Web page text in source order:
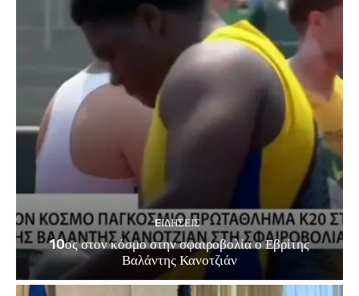
EΙΔΗΣΕΙΣ
10ος στον κόσμο στην σφαιροβολία ο Εβρίτης
Βαλάντης Κανοτζιάν